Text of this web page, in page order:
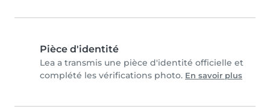
Pièce d'identité
Lea a transmis une pièce d'identité officielle et
complété les vérifications photo. En savoir plus